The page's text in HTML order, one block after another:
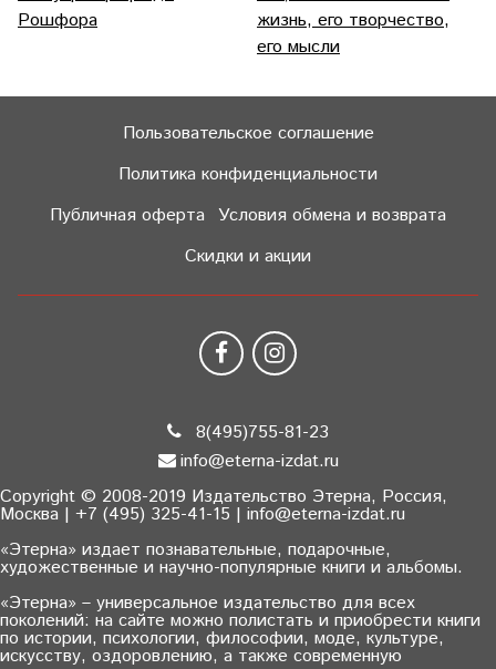
Рошфора
жизнь, его творчество,
его мысли
Пользовательское соглашение
Политика конфиденциальности
Публичная оферта Условия обмена и возврата
Скидки и акции
8(495)755-81-23
info@eterna-izdat.ru
Copyright © 2008-2019 Издательство Этерна, Россия,
Москва | +7 (495) 325-41-15 | info@eterna-izdat.ru
«Этерна» издает познавательные, подарочные,
художественные и научно-популярные книги и альбомы.
«Этерна» – универсальное издательство для всех
поколений: на сайте можно полистать и приобрести книги
по истории, психологии, философии, моде, культуре,
искусству, оздоровлению, а также современную